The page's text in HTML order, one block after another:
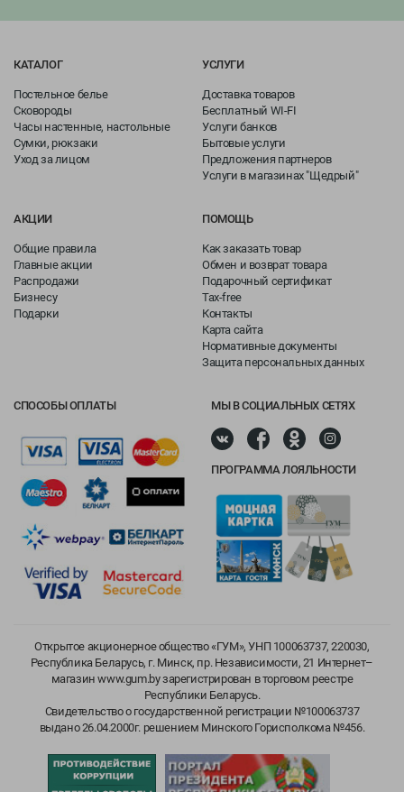
КАТАЛОГ
Постельное белье
Сковороды
Часы настенные, настольные
Сумки, рюкзаки
Уход за лицом
УСЛУГИ
Доставка товаров
Бесплатный WI-FI
Услуги банков
Бытовые услуги
Предложения партнеров
Услуги в магазинах "Щедрый"
АКЦИИ
Общие правила
Главные акции
Распродажи
Бизнесу
Подарки
ПОМОЩЬ
Как заказать товар
Обмен и возврат товара
Подарочный сертификат
Tax-free
Контакты
Карта сайта
Нормативные документы
Защита персональных данных
СПОСОБЫ ОПЛАТЫ МЫ В СОЦИАЛЬНЫХ СЕТЯХ
ПРОГРАММА ЛОЯЛЬНОСТИ
Открытое акционерное общество «ГУМ», УНП 100063737, 220030,
Республика Беларусь, г. Минск, пр. Независимости, 21 Интернет–
магазин www.gum.by зарегистрирован в торговом реестре
Республики Беларусь.
Свидетельство о государственной регистрации №100063737
выдано 26.04.2000г. решением Минского Горисполкома №456.